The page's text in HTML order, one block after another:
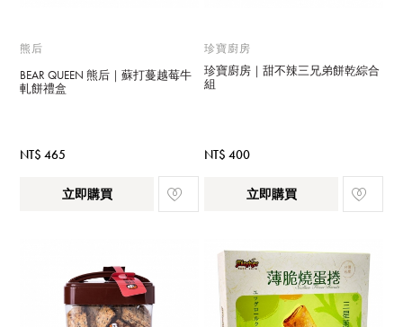
熊后
BEAR QUEEN 熊后｜蘇打蔓越莓牛
軋餅禮盒
NT$ 465
立即購買
珍寶廚房
珍寶廚房｜甜不辣三兄弟餅乾綜合
組
NT$ 400
立即購買